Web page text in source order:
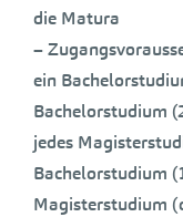
die Matura
–
ein
Bachelorstudium
jedes
Bachelorstudium
Magisterstudium